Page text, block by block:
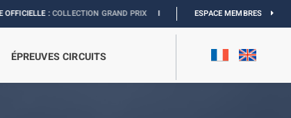
GRAND PRIXIEXPOSITION MONACO & L’AUTOMOBILE :
ESPACE MEMBRES
ÉPREUVES CIRCUITS